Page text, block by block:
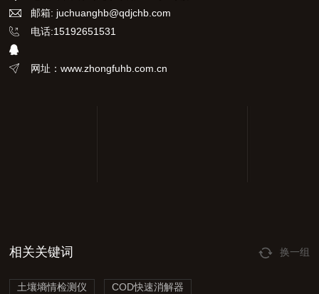
邮箱: juchuanghb@qdjchb.com
电话:15192651531
网址：www.zhongfuhb.com.cn
相关关键词 换一组
土壤墒情检测仪
COD快速消解器